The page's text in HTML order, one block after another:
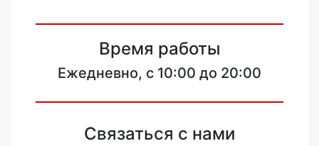
Время работы
Ежедневно, с 10:00 до 20:00
Связаться с нами